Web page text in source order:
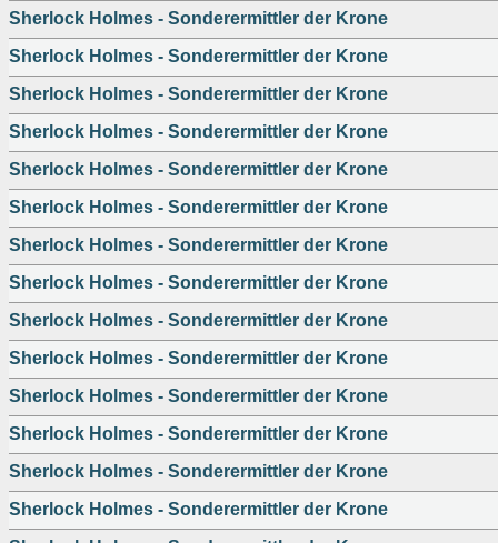
Sherlock Holmes - Sonderermittler der Krone
Sherlock Holmes - Sonderermittler der Krone
Sherlock Holmes - Sonderermittler der Krone
Sherlock Holmes - Sonderermittler der Krone
Sherlock Holmes - Sonderermittler der Krone
Sherlock Holmes - Sonderermittler der Krone
Sherlock Holmes - Sonderermittler der Krone
Sherlock Holmes - Sonderermittler der Krone
Sherlock Holmes - Sonderermittler der Krone
Sherlock Holmes - Sonderermittler der Krone
Sherlock Holmes - Sonderermittler der Krone
Sherlock Holmes - Sonderermittler der Krone
Sherlock Holmes - Sonderermittler der Krone
Sherlock Holmes - Sonderermittler der Krone